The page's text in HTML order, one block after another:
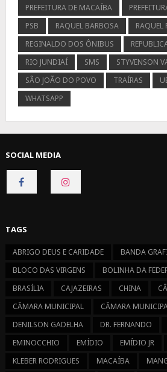
PREFEITURA DE MACAÍBA
PSB
RAQUEL BARBOSA
RAQUEL
REGINALDO DOS ÔNIBUS
RIO JUNDIAÍ
SMS
STYVENSON
SÃO JOÃO DO POVO
TRAÍRAS
WHATSAPP
SOCIAL MEDIA
CONNECT
ON
TAGS
ABRIGO DEUS E CARIDADE
BANDA
BLOCO DAS VIRGENS
BOLINHA DA
BRASÍLIA
CAJAZEIRAS CHINA
CÂMARA MUNICIPAL
CÂMARA
DENILSON GADELHA
DR. FERNANDO
EMINOCCHIO
EMÍDIO EMÍDIO JR
KLEBER RODRIGUES
MACAÍBA